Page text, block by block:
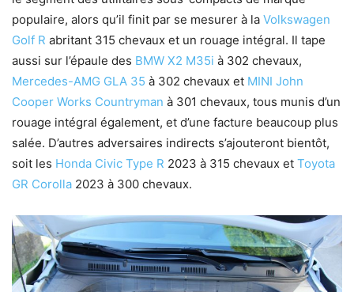
populaire, alors qu’il finit par se mesurer à la Volkswagen
Golf R abritant 315 chevaux et un rouage intégral. Il tape
aussi sur l’épaule des BMW X2 M35i à 302 chevaux,
Mercedes-AMG GLA 35 à 302 chevaux et MINI John
Cooper Works Countryman à 301 chevaux, tous munis d’un
rouage intégral également, et d’une facture beaucoup plus
salée. D’autres adversaires indirects s’ajouteront bientôt,
soit les Honda Civic Type R 2023 à 315 chevaux et Toyota
GR Corolla 2023 à 300 chevaux.